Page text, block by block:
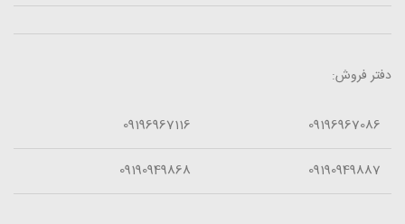
دفتر فروش:
09196967086
09196967116
09190949887
09190949868